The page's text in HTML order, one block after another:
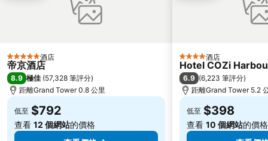
世界之窗
香洲區
澳門舊城區
深圳野生動物園
大三巴牌坊
大梅沙海濱公園
5 星級 酒店
帝京酒店
8.9 極佳 (57,328 筆評分)
距離Grand Tower 0.8 公里
低至 $792
查看 12 個網站的價格
4 星級 酒店
Hotel COZi
6.9 (6,223 筆評分)
距離Grand Tower 5.2
低至 $398
查看 10 個網站的價格